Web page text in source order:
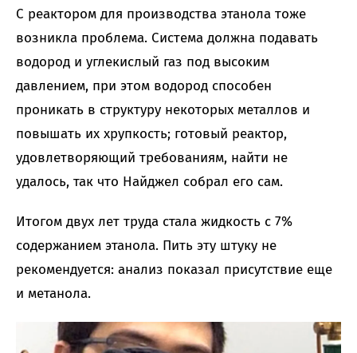
С реактором для производства этанола тоже
возникла проблема. Система должна подавать
водород и углекислый газ под высоким
давлением, при этом водород способен
проникать в структуру некоторых металлов и
повышать их хрупкость; готовый реактор,
удовлетворяющий требованиям, найти не
удалось, так что Найджел собрал его сам.
Итогом двух лет труда стала жидкость с 7%
содержанием этанола. Пить эту штуку не
рекомендуется: анализ показал присутствие еще
и метанола.